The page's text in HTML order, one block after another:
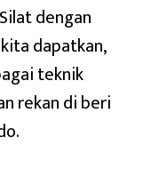
dengan
dapatkan,
teknik
rekan di beri